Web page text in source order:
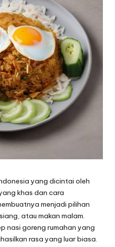
yang dicintai oleh
khas dan cara
menjadi pilihan
atau makan malam.
nasi goreng rumahan yang
rasa yang luar biasa.